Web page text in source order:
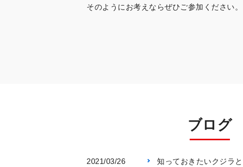
そのようにお考えならぜひご参加ください。
ブログ
知っておきたいクジラと
2021/03/26